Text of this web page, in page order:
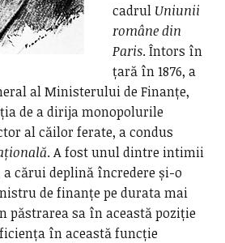
cadrul Uniunii
române din
Paris. Întors în
țară în 1876, a
al Ministerului de Finanțe,
de a dirija monopolurile
al căilor ferate, a condus
. A fost unul dintre intimii
cărui deplină încredere și-o
de finanțe pe durata mai
păstrarea sa în această poziție
în această funcție